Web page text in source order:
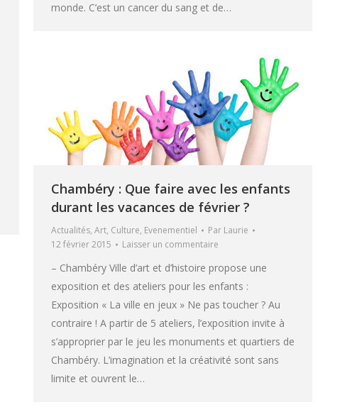
monde. C’est un cancer du sang et de…
Chambéry : Que faire avec les enfants
durant les vacances de février ?
Actualités, Art, Culture, Evenementiel Par Laurie
12 février 2015
Laisser un commentaire
– Chambéry Ville d’art et d’histoire propose une
exposition et des ateliers pour les enfants :
Exposition « La ville en jeux » Ne pas toucher ? Au
contraire ! A partir de 5 ateliers, l’exposition invite à
s’approprier par le jeu les monuments et quartiers de
Chambéry. L’imagination et la créativité sont sans
limite et ouvrent le…